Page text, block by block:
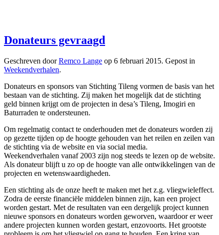
Donateurs gevraagd
Geschreven doorRemco Lange op 6 februari 2015. Gepost in
Weekendverhalen.
Donateurs en sponsors van Stichting Tileng vormen de basis van het
bestaan van de stichting. Zij maken het mogelijk dat de stichting
geld binnen krijgt om de projecten in desa’s Tileng, Imogiri en
Baturraden te ondersteunen.
Om regelmatig contact te onderhouden met de donateurs worden zij
op gezette tijden op de hoogte gehouden van het reilen en zeilen van
de stichting via de website en via social media.
Weekendverhalen vanaf 2003 zijn nog steeds te lezen op de website.
Als donateur blijft u zo op de hoogte van alle ontwikkelingen van de
projecten en wetenswaardigheden.
Een stichting als de onze heeft te maken met het z.g. vliegwieleffect.
Zodra de eerste financiële middelen binnen zijn, kan een project
worden gestart. Met de resultaten van een dergelijk project kunnen
nieuwe sponsors en donateurs worden geworven, waardoor er weer
andere projecten kunnen worden gestart, enzovoorts. Het grootste